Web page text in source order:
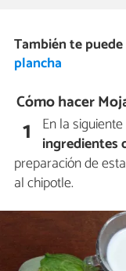
También te
plancha
Cómo hacer
1 En la
ingredientes
preparación de
al chipotle.